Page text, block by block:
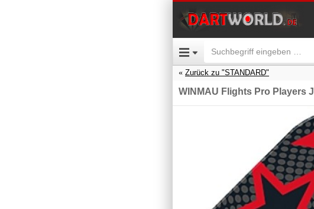
Zurück zu "STANDARD"
WINMAU Flights Pro Players